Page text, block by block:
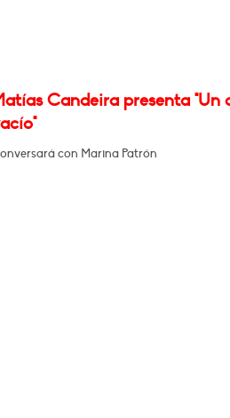
Candeira presenta "Un
con Marina Patrón